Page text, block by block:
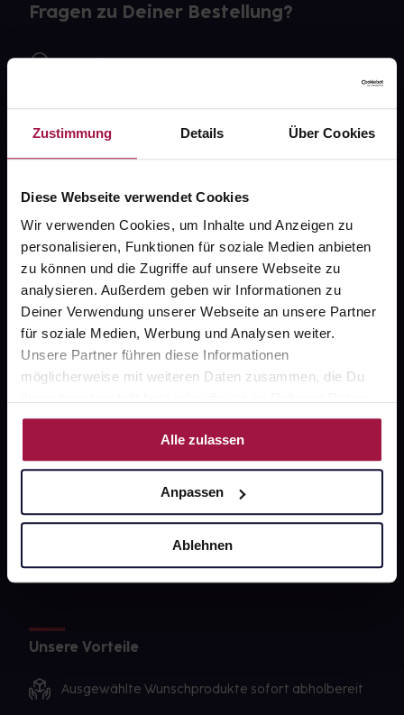
Zustimmung Details Über Cookies
Diese Webseite verwendet Cookies
Wir verwenden Cookies, um Inhalte und Anzeigen zu
personalisieren, Funktionen für soziale Medien anbieten
zu können und die Zugriffe auf unsere Webseite zu
analysieren. Außerdem geben wir Informationen zu
Deiner Verwendung unserer Webseite an unsere Partner
für soziale Medien, Werbung und Analysen weiter.
Unsere Partner führen diese Informationen
möglicherweise mit weiteren Daten zusammen, die Du
Nutzung der Dienste gesammelt haben.
Alle zulassen
Anpassen
Ablehnen
Fragen zu Deiner Bestellung?
Kontakt
gesund.de
Über uns
Karriere
Newsletter
Barrierefreiheitserklärung
PAYBACK
Sanitätshäuser
Unsere Vorteile
Ausgewählte Wunschprodukte sofort abholbereit